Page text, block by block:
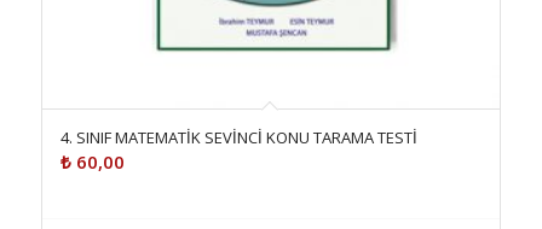
4. SINIF MATEMATİK SEVİNCİ KONU TARAMA TESTİ
₺60,00